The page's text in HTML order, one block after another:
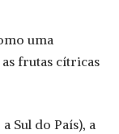
uma
frutas cítricas
Sul do País), a